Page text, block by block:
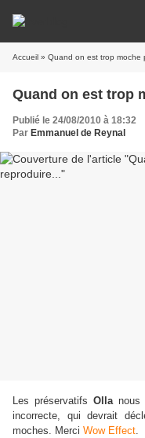
Accueil » Quand on est trop moche
Quand on est trop
Publié le 24/08/2010 à 18:32
Par Emmanuel de Reynal
Les préservatifsOllanous
incorrecte, qui devrait
moches. Merci Wow Effect.